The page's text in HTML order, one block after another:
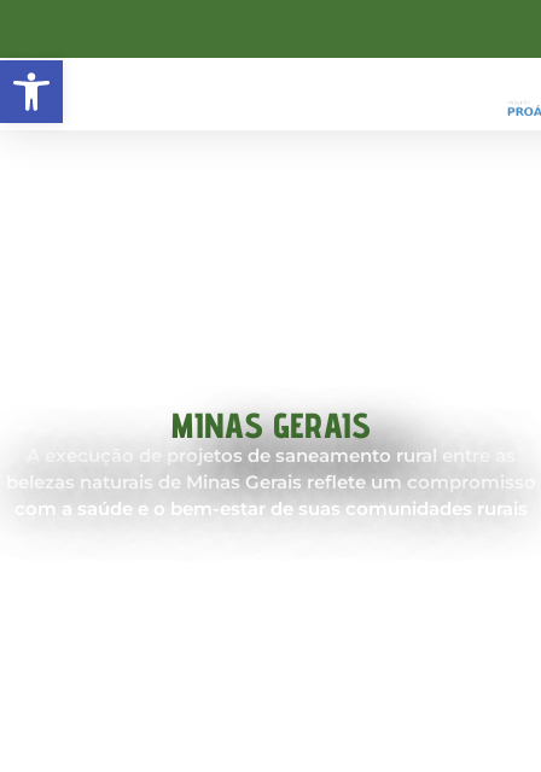
Open toolbar
MINAS GERAIS
A execução de projetos de saneamento rural entre as
belezas naturais de Minas Gerais reflete um compromisso
com a saúde e o bem-estar de suas comunidades rurais